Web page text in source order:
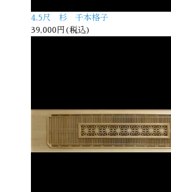
4.5尺 杉 千本格子
39,000円(税込)